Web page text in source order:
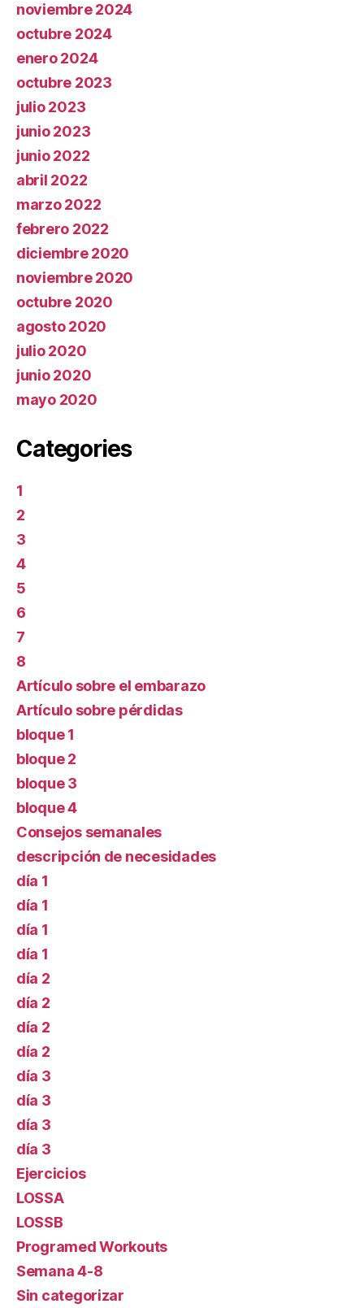
noviembre 2024
octubre 2024
enero 2024
octubre 2023
julio 2023
junio 2023
junio 2022
abril 2022
marzo 2022
febrero 2022
diciembre 2020
noviembre 2020
octubre 2020
agosto 2020
julio 2020
junio 2020
mayo 2020
Categories
1
2
3
4
5
6
7
8
Artículo sobre el embarazo
Artículo sobre pérdidas
bloque 1
bloque 2
bloque 3
bloque 4
Consejos semanales
descripción de necesidades
día 1
día 1
día 1
día 1
día 2
día 2
día 2
día 2
día 3
día 3
día 3
día 3
Ejercicios
LOSSA
LOSSB
Programed Workouts
Semana 4-8
Sin categorizar